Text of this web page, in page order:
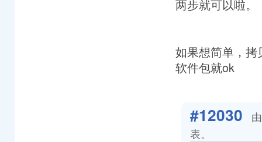
两步就可以啦。
如果想简单，拷
软件包就ok
#12030
表。